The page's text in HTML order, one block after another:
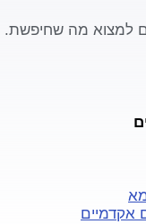
למצוא מה שחיפשת.
אקדמיים